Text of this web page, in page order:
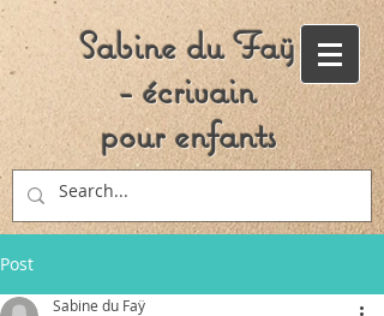
Sabine du Faÿ
- écrivain
pour enfants
Post
Sabine du Faÿ